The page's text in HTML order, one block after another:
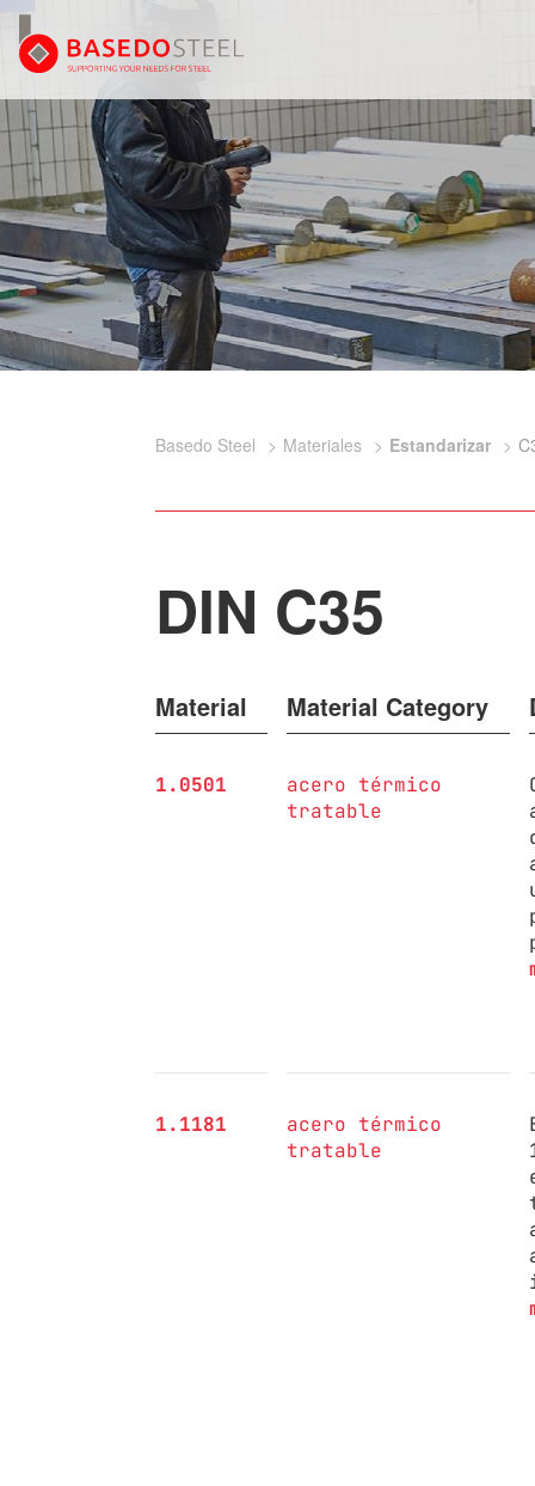
Basedo Steel Materiales Estandarizar
DIN C35
Material Material Category
1.0501
acero térmico
tratable
1.1181
acero térmico
tratable